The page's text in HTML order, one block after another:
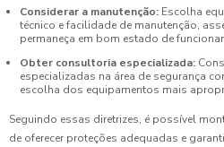
Considerar a manutenção: Escolha
técnico e facilidade de manutenção,
permaneça em bom estado de
Obter consultoria especializada:
especializadas na área de segurança
escolha dos equipamentos mais
Seguindo essas diretrizes, é possível
de oferecer proteções adequadas e